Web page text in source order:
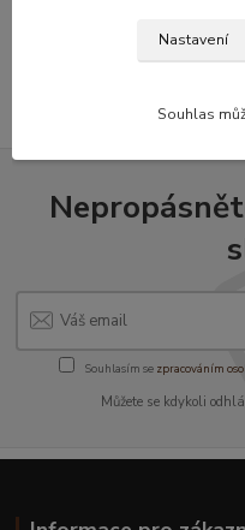
Souhlasím se zpracováním
Můžete se kdykoli
Nastavení
Souhlas